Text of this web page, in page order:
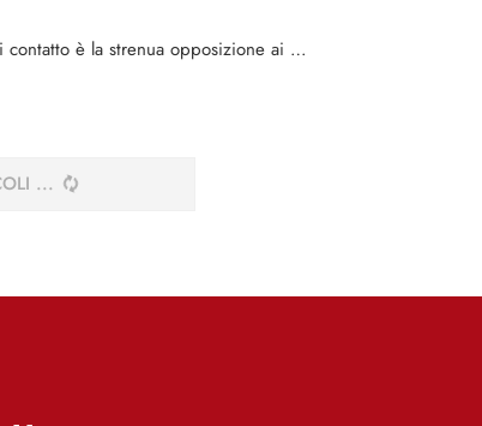
contatto è la strenua opposizione ai …